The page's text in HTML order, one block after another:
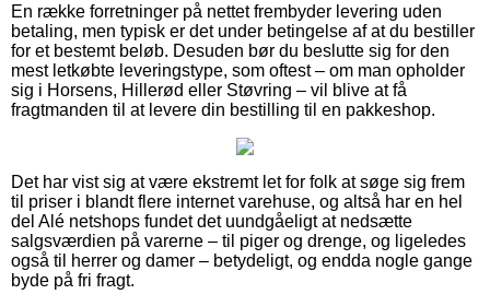
En række forretninger på nettet frembyder levering uden
betaling, men typisk er det under betingelse af at du bestiller
for et bestemt beløb. Desuden bør du beslutte sig for den
mest letkøbte leveringstype, som oftest – om man opholder
sig i Horsens, Hillerød eller Støvring – vil blive at få
fragtmanden til at levere din bestilling til en pakkeshop.
Det har vist sig at være ekstremt let for folk at søge sig frem
til priser i blandt flere internet varehuse, og altså har en hel
del Alé netshops fundet det uundgåeligt at nedsætte
salgsværdien på varerne – til piger og drenge, og ligeledes
også til herrer og damer – betydeligt, og endda nogle gange
byde på fri fragt.